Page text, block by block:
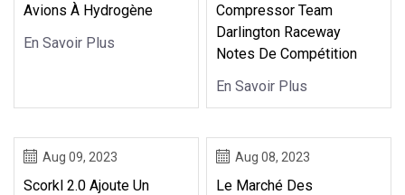
Avions À Hydrogène
En Savoir Plus
Compressor Team
Darlington Raceway
Notes De Compétition
En Savoir Plus
Aug 09, 2023
Scorkl 2.0 Ajoute Un
Aug 08, 2023
Le Marché Des